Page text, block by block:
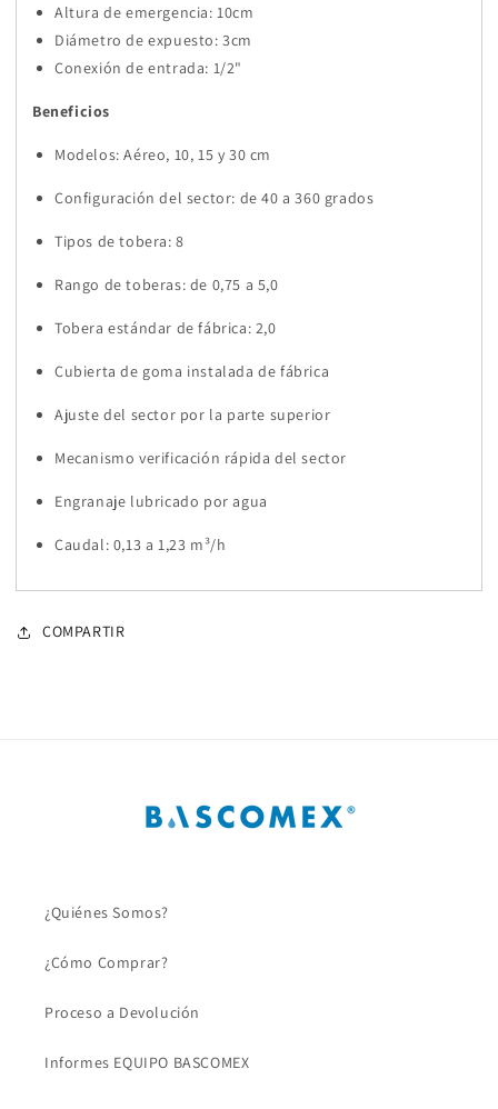
Altura de emergencia: 10cm
Diámetro de expuesto: 3cm
Conexión de entrada: 1/2"
Beneficios
Modelos: Aéreo, 10, 15 y 30 cm
Configuración del sector: de 40 a 360 grados
Tipos de tobera: 8
Rango de toberas: de 0,75 a 5,0
Tobera estándar de fábrica: 2,0
Cubierta de goma instalada de fábrica
Ajuste del sector por la parte superior
Mecanismo verificación rápida del sector
Engranaje lubricado por agua
Caudal: 0,13 a 1,23 m³/h
COMPARTIR
¿Quiénes Somos?
¿Cómo Comprar?
Proceso a Devolución
Informes EQUIPO BASCOMEX